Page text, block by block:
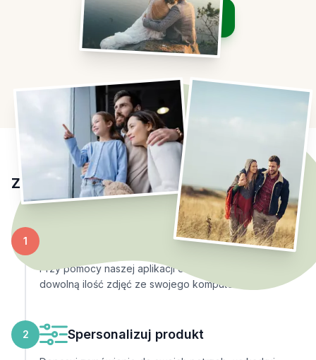
Zamów odbitki
Zobacz cennik
Złóż zamówienie w 3 prostych krokach
1
Przy pomocy naszej aplikacji online możesz przesłać
dowolną ilość zdjęć ze swojego komputera.
2 Spersonalizuj produkt